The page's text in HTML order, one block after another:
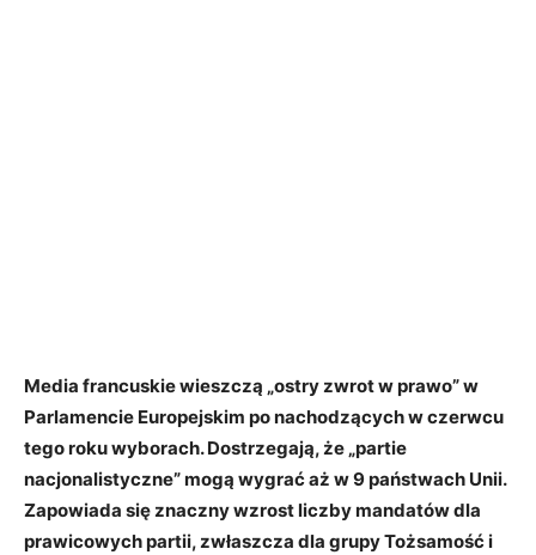
Media francuskie wieszczą „ostry zwrot w prawo” w
Parlamencie Europejskim po nachodzących w czerwcu
tego roku wyborach. Dostrzegają, że „partie
nacjonalistyczne” mogą wygrać aż w 9 państwach Unii.
Zapowiada się znaczny wzrost liczby mandatów dla
prawicowych partii, zwłaszcza dla grupy Tożsamość i